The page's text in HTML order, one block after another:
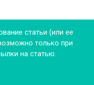
статьи (или ее
только при
на статью.